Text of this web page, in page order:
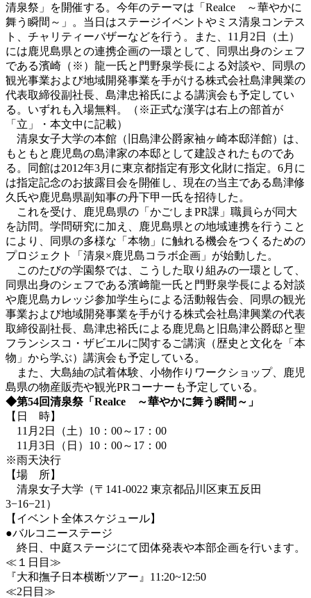
清泉祭」を開催する。今年のテーマは「Realce ～華やかに
舞う瞬間～」。当日はステージイベントやミス清泉コンテス
ト、チャリティーバザーなどを行う。また、11月2日（土）
には鹿児島県との連携企画の一環として、同県出身のシェフ
である濱崎（※）龍一氏と門野泉学長による対談や、同県の
観光事業および地域開発事業を手がける株式会社島津興業の
代表取締役副社長、島津忠裕氏による講演会も予定してい
る。いずれも入場無料。（※正式な漢字は右上の部首が
「立」・本文中に記載）
清泉女子大学の本館（旧島津公爵家袖ヶ崎本邸洋館）は、
もともと鹿児島の島津家の本邸として建設されたものであ
る。同館は2012年3月に東京都指定有形文化財に指定。6月に
は指定記念のお披露目会を開催し、現在の当主である島津修
久氏や鹿児島県副知事の丹下甲一氏を招待した。
これを受け、鹿児島県の「かごしまPR課」職員らが同大
を訪問。学問研究に加え、鹿児島県との地域連携を行うこと
により、同県の多様な「本物」に触れる機会をつくるための
プロジェクト「清泉×鹿児島コラボ企画」が始動した。
このたびの学園祭では、こうした取り組みの一環として、
同県出身のシェフである濱﨑龍一氏と門野泉学長による対談
や鹿児島カレッジ参加学生らによる活動報告会、同県の観光
事業および地域開発事業を手がける株式会社島津興業の代表
取締役副社長、島津忠裕氏による鹿児島と旧島津公爵邸と聖
フランシスコ・ザビエルに関するご講演（歴史と文化を「本
物」から学ぶ）講演会も予定している。
また、大島紬の試着体験、小物作りワークショップ、鹿児
島県の物産販売や観光PRコーナーも予定している。
◆第54回清泉祭「Realce ～華やかに舞う瞬間～」
【日 時】
11月2日（土）10：00～17：00
11月3日（日）10：00～17：00
※雨天決行
【場 所】
清泉女子大学（〒141-0022 東京都品川区東五反田
3−16−21）
【イベント全体スケジュール】
●バルコニーステージ
終日、中庭ステージにて団体発表や本部企画を行います。
≪１日目≫
『大和撫子日本横断ツアー』11:20~12:50
≪2日目≫